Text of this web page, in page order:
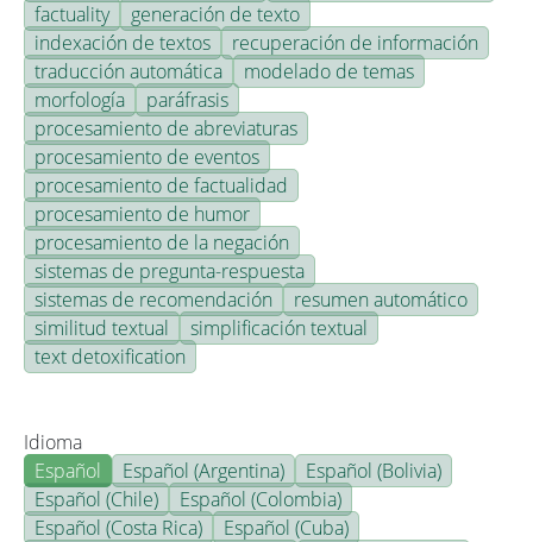
factuality
generación de texto
indexación de textos
recuperación de información
traducción automática
modelado de temas
morfología
paráfrasis
procesamiento de abreviaturas
procesamiento de eventos
procesamiento de factualidad
procesamiento de humor
procesamiento de la negación
sistemas de pregunta-respuesta
sistemas de recomendación
resumen automático
similitud textual
simplificación textual
text detoxification
Idioma
Español
Español (Argentina)
Español (Bolivia)
Español (Chile)
Español (Colombia)
Español (Costa Rica)
Español (Cuba)